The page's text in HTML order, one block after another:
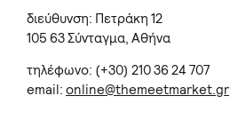
διεύθυνση: Πετράκη 12
105 63 Σύνταγμα, Αθήνα
τηλέφωνο: (+30) 210 36 24 707
email: online@themeetmarket.gr